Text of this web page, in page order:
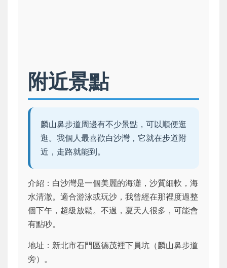
附近景點
麟山鼻步道周邊有不少景點，可以順便逛
逛。我個人最喜歡白沙灣，它就在步道附
近，走路就能到。
介紹：白沙灣是一個美麗的海灘，沙質細軟，海
水清澈。適合游泳或玩沙，我曾經在那裡度過整
個下午，超級放鬆。不過，夏天人很多，可能會
有點吵。
地址：新北市石門區德茂裡下員坑（麟山鼻步道
旁）。